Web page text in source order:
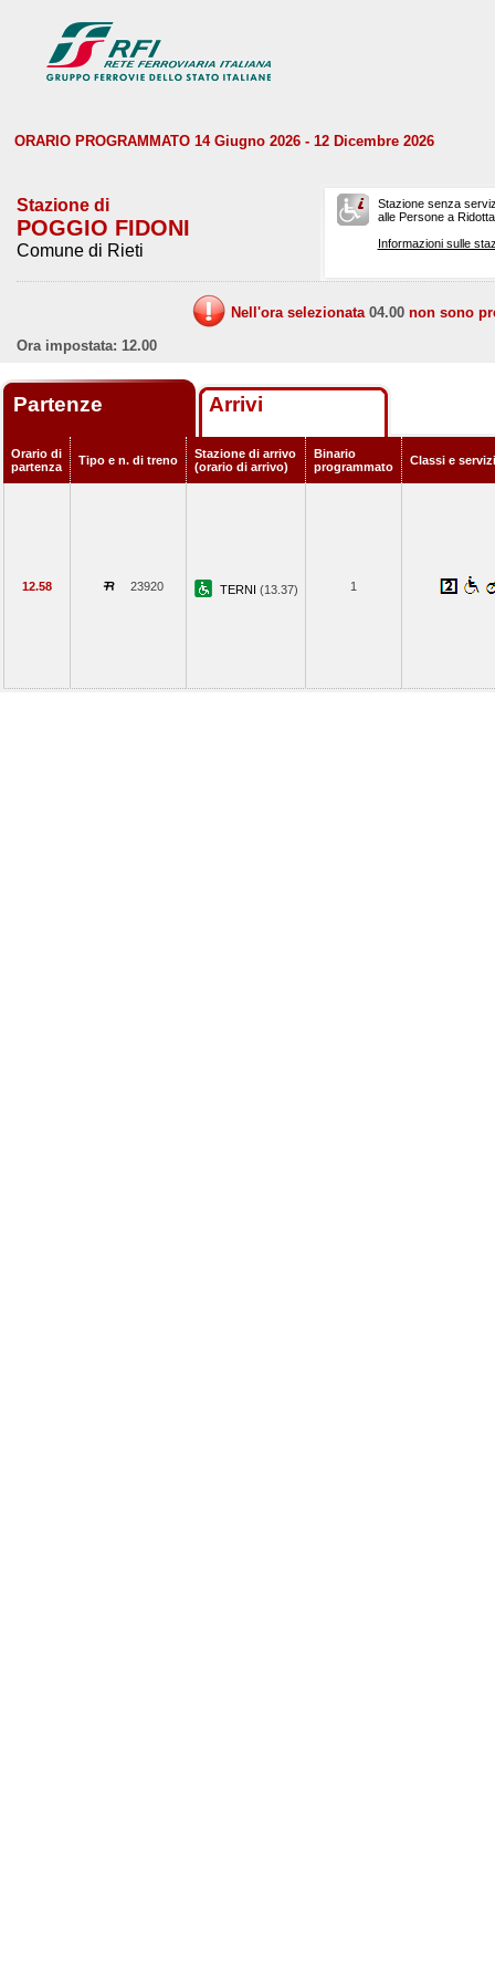
ORARIO PROGRAMMATO 14 Giugno 2026 - 12 Dicembre 2026
Stazione di
POGGIO FIDONI
Comune di Rieti
Stazione senza
alle Persone a
Informazioni sulle
Nell'ora selezionata 04.00 non sono
Ora impostata: 12.00
Partenze Arrivi
Orario di
partenza
Tipo e n. di treno
Stazione di arrivo
(orario di arrivo)
Binario
programmato
Classi e
12.58 23920 TERNI (13.37) 1